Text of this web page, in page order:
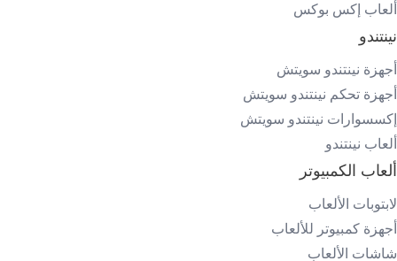
ألعاب إكس بوكس
نينتندو
أجهزة نينتندو سويتش
أجهزة تحكم نينتندو سويتش
إكسسوارات نينتندو سويتش
ألعاب نينتندو
ألعاب الكمبيوتر
لابتوبات الألعاب
أجهزة كمبيوتر للألعاب
شاشات الألعاب